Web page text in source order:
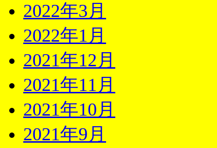
2022年3月
2022年1月
2021年12月
2021年11月
2021年10月
2021年9月